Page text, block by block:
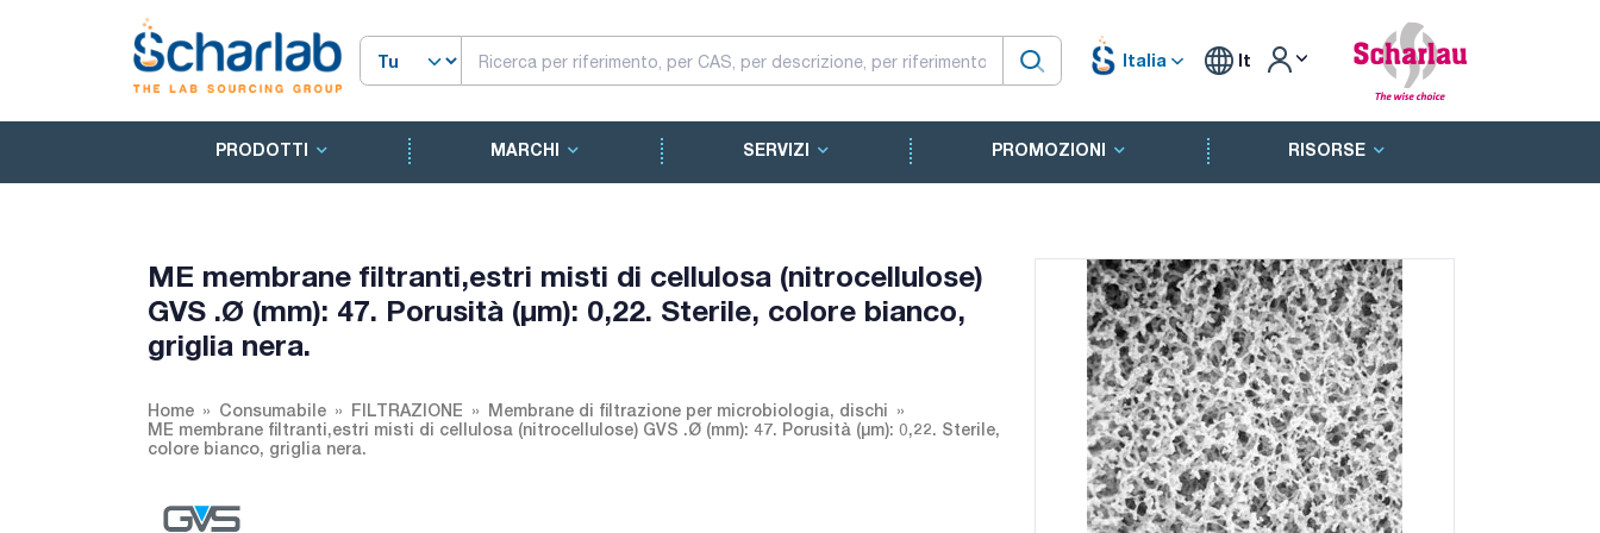
Italia It
PRODOTTI MARCHI SERVIZI PROMOZIONI RISORSE
ME membrane filtranti,estri misti di cellulosa (nitrocellulose)
GVS .Ø (mm): 47. Porusità (µm): 0,22. Sterile, colore bianco,
griglia nera.
Home Consumabile FILTRAZIONE
Membrane di filtrazione per microbiologia, dischi
ME membrane filtranti,estri misti di cellulosa (nitrocellulose) GVS .Ø (mm): 47. Porusità (µm): 0,22. Sterile,
colore bianco, griglia nera.